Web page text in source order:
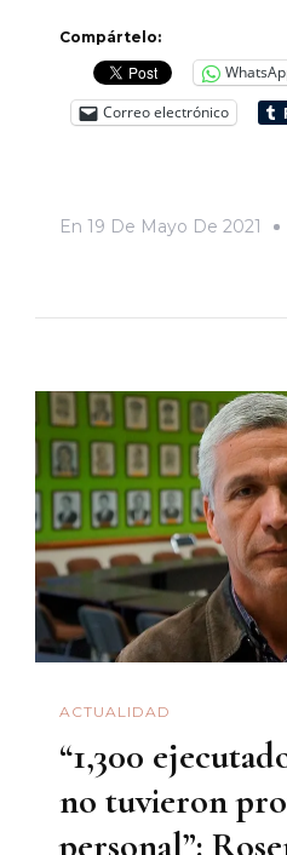
Compártelo:
Correo electrónico
En 19 De Mayo De 2021
ACTUALIDAD
“1,300
no tuvieron
personal”: